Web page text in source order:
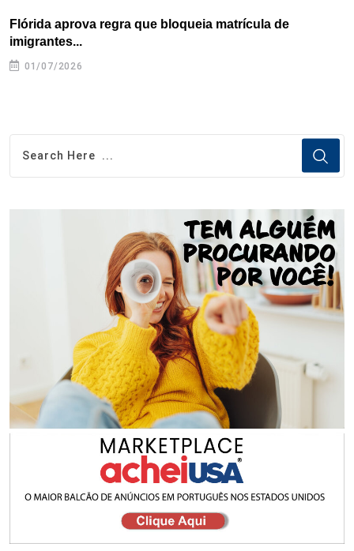
Flórida aprova regra que bloqueia matrícula de
imigrantes...
01/07/2026